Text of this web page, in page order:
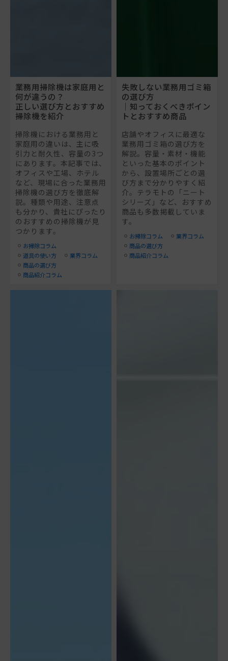
業務用掃除機は家庭用と
何が違うの？
正しい選び方とおすすめ
掃除機を紹介
掃除機における業務用と
家庭用の違いは、主に吸
引力と耐久性、容量の3つ
にあります。本記事では、
オフィスや工場、ホテル
など、現場に合った業務用
掃除機の選び方を徹底解
説。種類や用途、注意点
も分かり、貴社にぴったり
のおすすめの掃除機が見
つかります。
お掃除コラム
道具の使い方
業界コラム
商品の選び方
商品紹介コラム
失敗しない業務用ゴミ箱
の選び方
｜知っておくべきポイン
トとおすすめ商品
店舗やオフィスに最適な
業務用ゴミ箱の選び方を
解説。容量・素材・機能
といった基本のポイント
から、設置場所ごとの選
び方まで分かりやすく紹
介。テラモトの「ニート
シリーズ」など、おすすめ
商品も多数掲載していま
す。
お掃除コラム
業界コラム
商品の選び方
商品紹介コラム